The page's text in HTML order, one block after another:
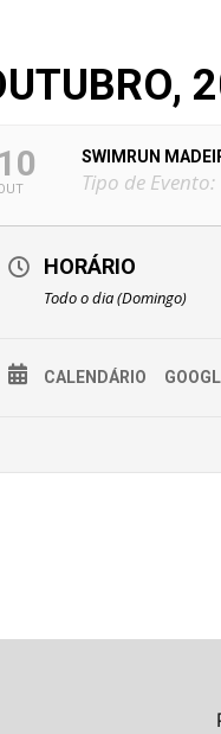
10 SWIMRUN
Tipo de Evento:
HORÁRIO
Todo o dia (Domingo)
CALENDÁRIO